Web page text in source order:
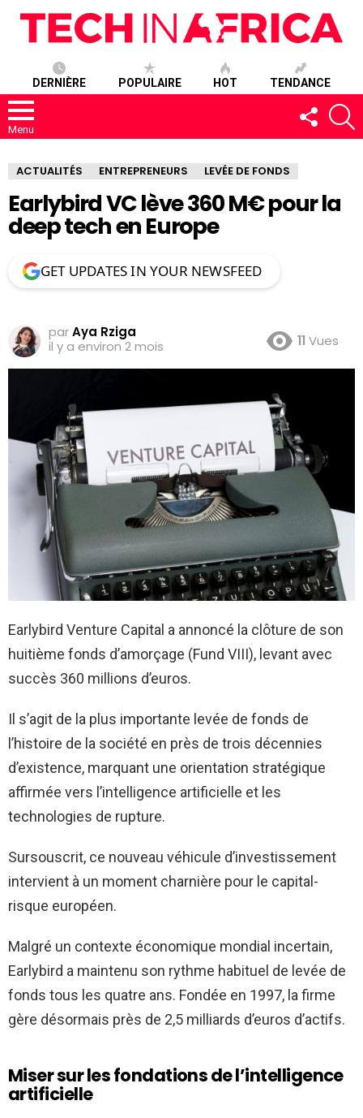
DERNIÈRE POPULAIRE HOT TENDANCE
Menu
SUIVEZ-
NOUS
ACTUALITÉS ENTREPRENEURS LEVÉE DE FONDS
Earlybird VC lève 360 M€ pour la
deep tech en Europe
GET UPDATES IN YOUR NEWSFEED
parAya Rziga
il y a environ 2 mois
11 Vues
Earlybird Venture Capital a annoncé la clôture de son
huitième fonds d’amorçage (Fund VIII), levant avec
succès 360 millions d’euros.
Il s’agit de la plus importante levée de fonds de
l’histoire de la société en près de trois décennies
d’existence, marquant une orientation stratégique
affirmée vers l’intelligence artificielle et les
technologies de rupture.
Sursouscrit, ce nouveau véhicule d’investissement
intervient à un moment charnière pour le capital-
risque européen.
Malgré un contexte économique mondial incertain,
Earlybird a maintenu son rythme habituel de levée de
fonds tous les quatre ans. Fondée en 1997, la firme
gère désormais près de 2,5 milliards d’euros d’actifs.
Miser sur les fondations de l’intelligence
artificielle